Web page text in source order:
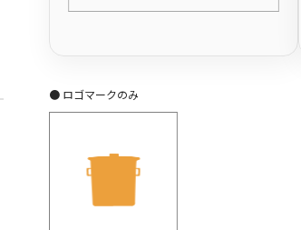
● ロゴマークのみ